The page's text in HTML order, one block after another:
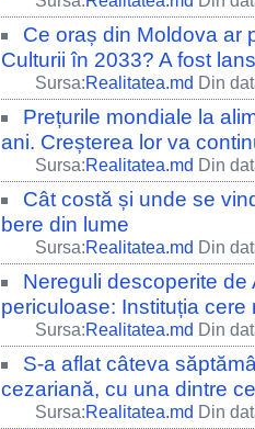
Ce oraș din Moldova ar
Culturii în 2033? A fost
Sursa:Realitatea.md Din
Prețurile mondiale la
ani. Creșterea lor va
Sursa:Realitatea.md Din
Cât costă și unde se
bere din lume
Sursa:Realitatea.md Din
Nereguli descoperite de
periculoase: Instituția
Sursa:Realitatea.md Din
S-a aflat câteva
cezariană, cu una dintre
Sursa:Realitatea.md Din